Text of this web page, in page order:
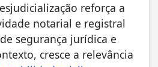
reforça a
notarial e registral
segurança jurídica e
cresce a relevância